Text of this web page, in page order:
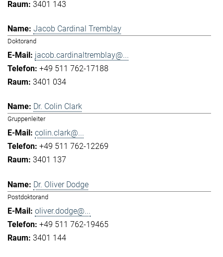
3401 143
Jacob Cardinal Tremblay
Doktorand
jacob.cardinaltremblay@...
+49 511 762-17188
3401 034
Dr. Colin Clark
Gruppenleiter
colin.clark@...
+49 511 762-12269
3401 137
Dr. Oliver Dodge
Postdoktorand
oliver.dodge@...
+49 511 762-19465
3401 144